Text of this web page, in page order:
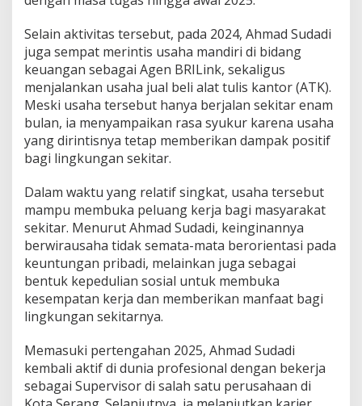
Selain aktivitas tersebut, pada 2024, Ahmad Sudadi
juga sempat merintis usaha mandiri di bidang
keuangan sebagai Agen BRILink, sekaligus
menjalankan usaha jual beli alat tulis kantor (ATK).
Meski usaha tersebut hanya berjalan sekitar enam
bulan, ia menyampaikan rasa syukur karena usaha
yang dirintisnya tetap memberikan dampak positif
bagi lingkungan sekitar.
Dalam waktu yang relatif singkat, usaha tersebut
mampu membuka peluang kerja bagi masyarakat
sekitar. Menurut Ahmad Sudadi, keinginannya
berwirausaha tidak semata-mata berorientasi pada
keuntungan pribadi, melainkan juga sebagai
bentuk kepedulian sosial untuk membuka
kesempatan kerja dan memberikan manfaat bagi
lingkungan sekitarnya.
Memasuki pertengahan 2025, Ahmad Sudadi
kembali aktif di dunia profesional dengan bekerja
sebagai Supervisor di salah satu perusahaan di